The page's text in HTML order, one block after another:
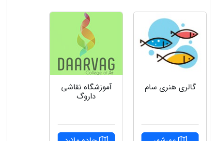
گالری هنری سام آموزشگاه نقاشی
داروگ